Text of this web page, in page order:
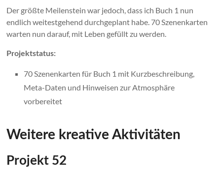
Der größte Meilenstein war jedoch, dass ich Buch 1 nun
endlich weitestgehend durchgeplant habe. 70 Szenenkarten
warten nun darauf, mit Leben gefüllt zu werden.
Projektstatus:
70 Szenenkarten für Buch 1 mit Kurzbeschreibung,
Meta-Daten und Hinweisen zur Atmosphäre
vorbereitet
Weitere kreative Aktivitäten
Projekt 52